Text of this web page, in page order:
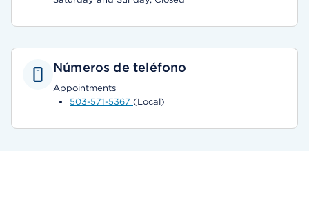
Números de teléfono
Appointments
503-571-5367 (Local)